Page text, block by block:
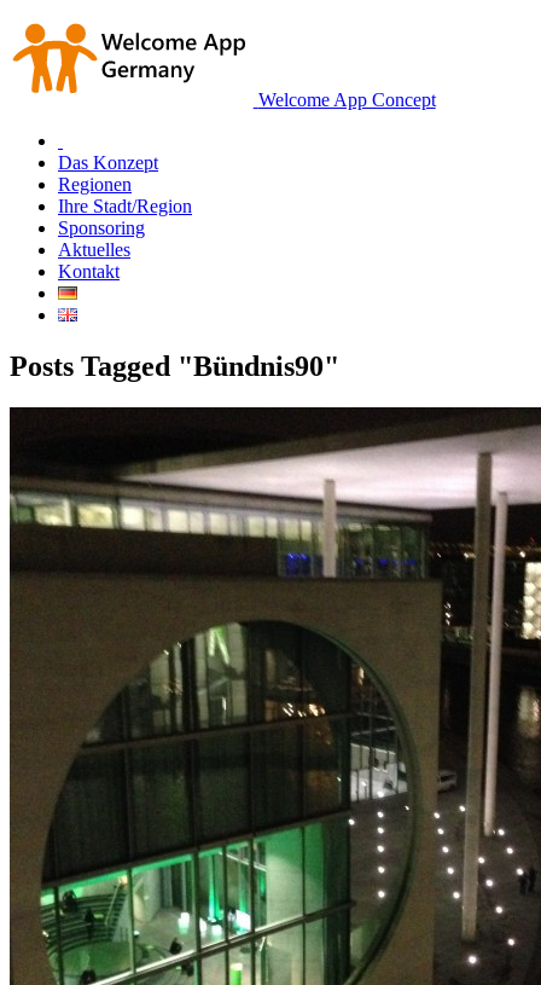
Welcome App Concept
Das Konzept
Regionen
Ihre Stadt/Region
Sponsoring
Aktuelles
Kontakt
Posts Tagged "Bündnis90"